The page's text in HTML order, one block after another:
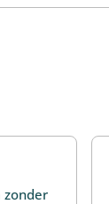
zonder